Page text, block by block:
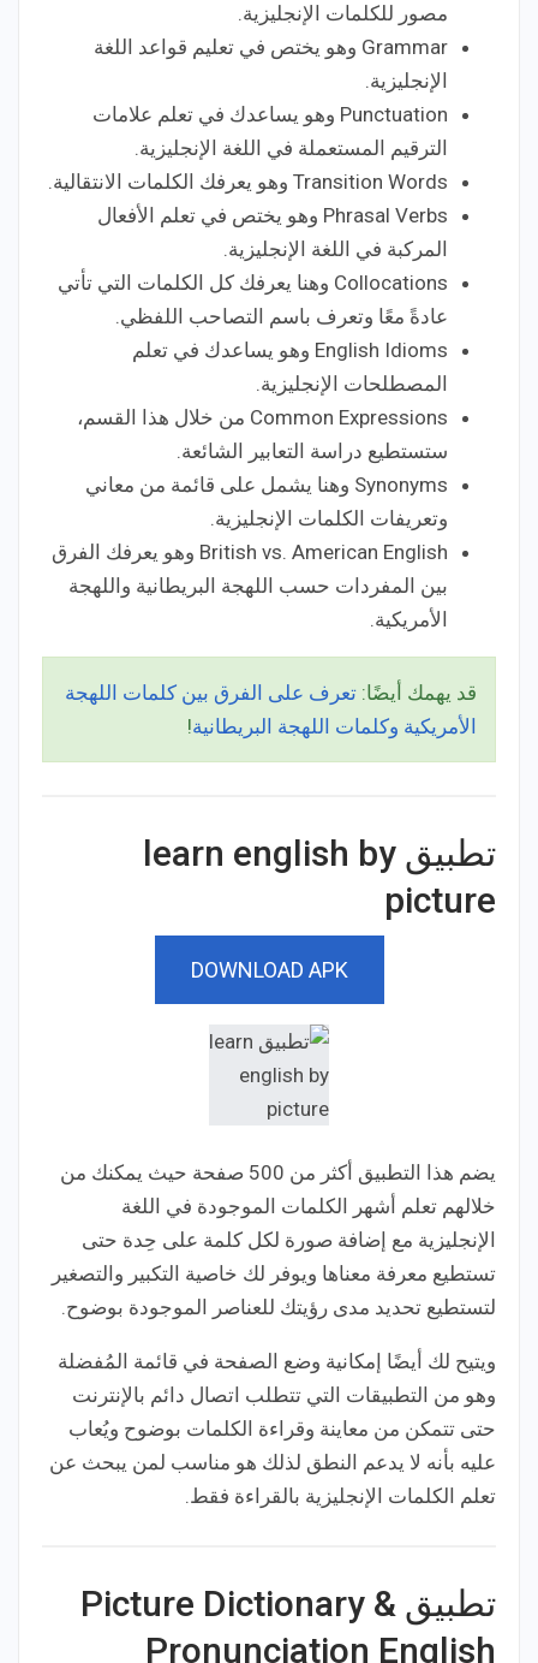
مصور للكلمات الإنجليزية.
Grammar وهو يختص في تعليم قواعد اللغة
الإنجليزية.
Punctuation وهو يساعدك في تعلم علامات
الترقيم المستعملة في اللغة الإنجليزية.
Transition Words وهو يعرفك الكلمات الانتقالية.
Phrasal Verbs وهو يختص في تعلم الأفعال
المركبة في اللغة الإنجليزية.
Collocations وهنا يعرفك كل الكلمات التي تأتي
عادةً معًا وتعرف باسم التصاحب اللفظي.
English Idioms وهو يساعدك في تعلم
المصطلحات الإنجليزية.
Common Expressions من خلال هذا القسم،
ستستطيع دراسة التعابير الشائعة.
Synonyms وهنا يشمل على قائمة من معاني
وتعريفات الكلمات الإنجليزية.
British vs. American English وهو يعرفك الفرق
بين المفردات حسب اللهجة البريطانية واللهجة
الأمريكية.
قد يهمك أيضًا: تعرف على الفرق بين كلمات اللهجة
الأمريكية وكلمات اللهجة البريطانية!
تطبيق learn english by
picture‏
DOWNLOAD APK
يضم هذا التطبيق أكثر من 500 صفحة حيث يمكنك من
خلالهم تعلم أشهر الكلمات الموجودة في اللغة
الإنجليزية مع إضافة صورة لكل كلمة على حِدة حتى
تستطيع معرفة معناها ويوفر لك خاصية التكبير والتصغير
لتستطيع تحديد مدى رؤيتك للعناصر الموجودة بوضوح.
ويتيح لك أيضًا إمكانية وضع الصفحة في قائمة المُفضلة
وهو من التطبيقات التي تتطلب اتصال دائم بالإنترنت
حتى تتمكن من معاينة وقراءة الكلمات بوضوح ويُعاب
عليه بأنه لا يدعم النطق لذلك هو مناسب لمن يبحث عن
تعلم الكلمات الإنجليزية بالقراءة فقط.
تطبيق Picture Dictionary &
Pronunciation English‏